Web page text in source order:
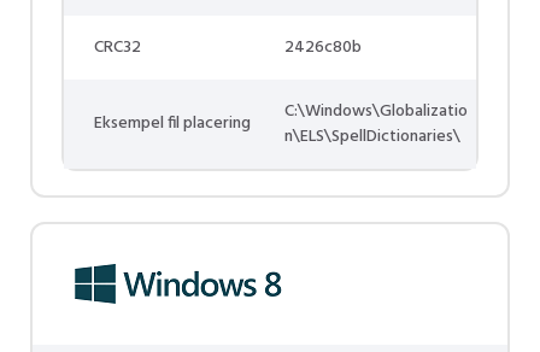
CRC32 2426c80b
Eksempel fil placering
C:\Windows\Globalizatio
n\ELS\SpellDictionaries\